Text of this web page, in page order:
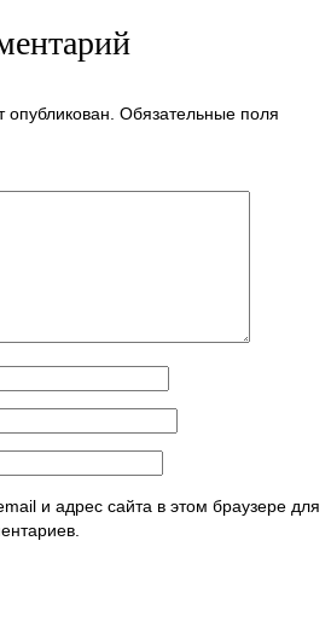
Обязательные поля
и адрес сайта в этом браузере для